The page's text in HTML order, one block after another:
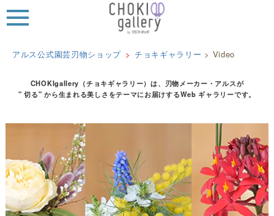
MEN
アルス公式園芸刃物ショップ チョキギャラリー > Video
CHOKIgallery（チョキギャラリー）は、刃物メーカー・アルスが
" 切る" から生まれる美しさをテーマにお届けするWeb ギャラリーです。